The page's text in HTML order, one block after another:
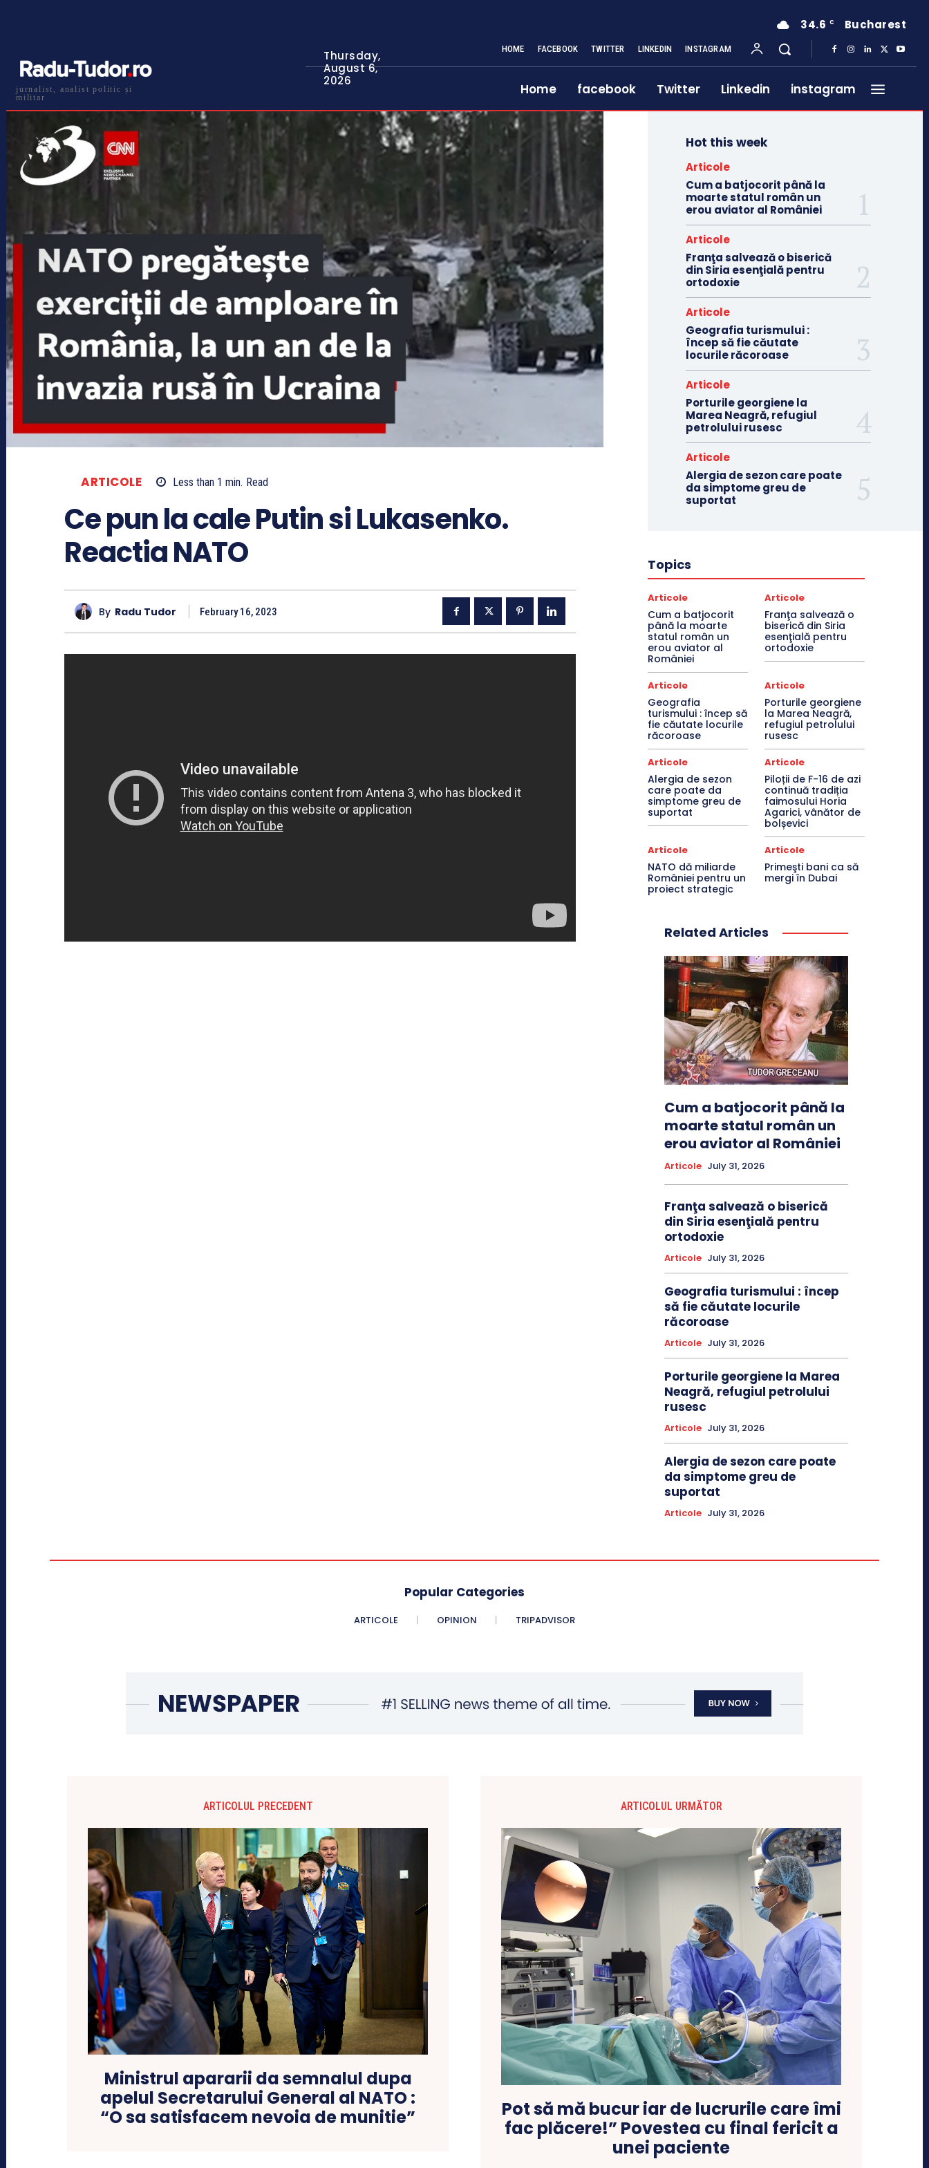
jurnalist, analist politic și
militar
Thursday,
August 6,
2026
34.6 C Bucharest
HOME FACEBOOK TWITTER LINKEDIN INSTAGRAM
Home facebook Twitter Linkedin instagram
ARTICOLE Less than 1 min. Read
Ce pun la cale Putin si Lukasenko.
Reactia NATO
By Radu Tudor February 16, 2023
Hot this week
Articole
Cum a batjocorit până la
moarte statul român un
erou aviator al României
Articole
Franţa salvează o biserică
din Siria esenţială pentru
ortodoxie
Articole
Geografia turismului :
încep să fie căutate
locurile răcoroase
Articole
Porturile georgiene la
Marea Neagră, refugiul
petrolului rusesc
Articole
Alergia de sezon care poate
da simptome greu de
suportat
Topics
Articole
Cum a batjocorit
până la moarte
statul român un
erou aviator al
României
Articole
Franţa salvează o
biserică din Siria
esenţială pentru
ortodoxie
Articole
Geografia
turismului : încep să
fie căutate locurile
răcoroase
Articole
Porturile georgiene
la Marea Neagră,
refugiul petrolului
rusesc
Articole
Alergia de sezon
care poate da
simptome greu de
suportat
Articole
Piloții de F-16 de azi
continuă tradiția
faimosului Horia
Agarici, vânător de
bolșevici
Articole
NATO dă miliarde
României pentru un
proiect strategic
Articole
Primeşti bani ca să
mergi în Dubai
Related Articles
Cum a batjocorit până la
moarte statul român un
erou aviator al României
Articole July 31, 2026
Franţa salvează o biserică
din Siria esenţială pentru
ortodoxie
Articole July 31, 2026
Geografia turismului : încep
să fie căutate locurile
răcoroase
Articole July 31, 2026
Porturile georgiene la Marea
Neagră, refugiul petrolului
rusesc
Articole July 31, 2026
Alergia de sezon care poate
da simptome greu de
suportat
Articole July 31, 2026
Popular Categories
ARTICOLE OPINION TRIPADVISOR
ARTICOLUL PRECEDENT
Ministrul apararii da semnalul dupa
apelul Secretarului General al NATO :
“O sa satisfacem nevoia de munitie”
ARTICOLUL URMĂTOR
Pot să mă bucur iar de lucrurile care îmi
fac plăcere!” Povestea cu final fericit a
unei paciente